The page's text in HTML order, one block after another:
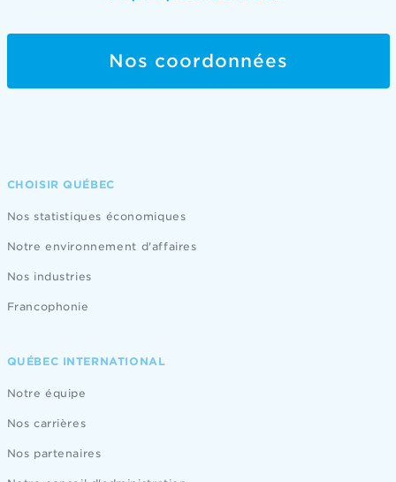
Nos coordonnées
CHOISIR QUÉBEC
Nos statistiques économiques
Notre environnement d'affaires
Nos industries
Francophonie
QUÉBEC INTERNATIONAL
Notre équipe
Nos carrières
Nos partenaires